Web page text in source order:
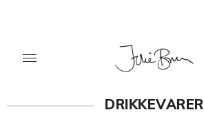
DRIKKEVARER